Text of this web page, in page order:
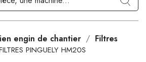
engin de chantier
Filtres
PINGUELY HM20S